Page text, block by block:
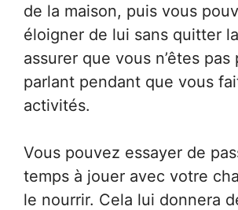
de la maison, puis vous
éloigner de lui sans quitter
assurer que vous n’êtes
parlant pendant que vous
activités.
Vous pouvez essayer de
temps à jouer avec votre
le nourrir. Cela lui donnera